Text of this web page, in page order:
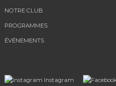
NOTRE CLUB
PROGRAMMES
ÉVÉNEMENTS
Instagram